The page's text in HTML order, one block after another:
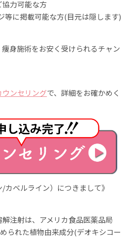
力可能な方
に掲載可能な方(目元は隠します)
身施術をお安く受けられるチャン
ウンセリングで、詳細をお確かめく
カベルライン）につきまして》
注射は、アメリカ食品医薬品局
られた植物由来成分(デオキシコー